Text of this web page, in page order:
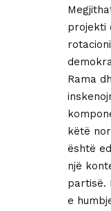
projekti
Rama
këtë
është
një
partisë.
e